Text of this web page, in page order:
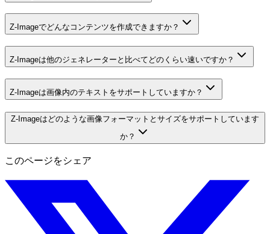
Z-Imageでどんなコンテンツを作成できますか？
Z-Imageは他のジェネレーターと比べてどのくらい速いですか？
Z-Imageは画像内のテキストをサポートしていますか？
Z-Imageはどのような画像フォーマットとサイズをサポートしています
か？
このページをシェア